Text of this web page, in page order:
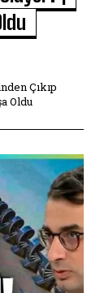
Çıkıp
Oldu